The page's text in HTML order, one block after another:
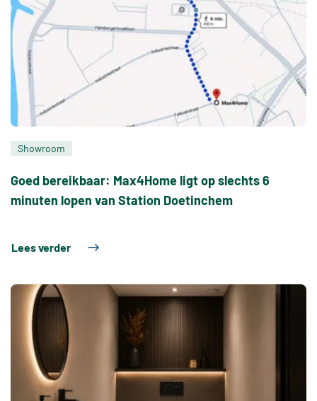
Showroom
Goed bereikbaar: Max4Home ligt op slechts 6
minuten lopen van Station Doetinchem
Lees verder